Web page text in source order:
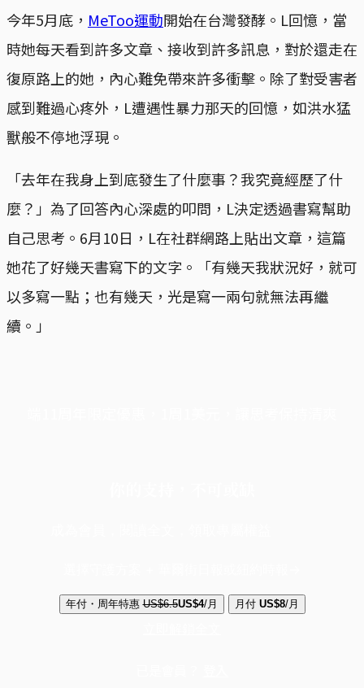
今年5月底， MeToo運動開始在台灣發酵。L回憶，當
時她每天看到許多文章、接收到許多訊息，對於還走在
復原路上的她，內心難免帶來許多衝擊。除了對受害者
感到難過心疼外，L遭遇性暴力那天的回憶，如洪水猛
獸般不停地浮現。
「去年在我身上到底發生了什麼事？我究竟經歷了什
麼？」為了回答內心深處的叩問，L決定透過書寫幫助
自己思考。6月10日，L在社群網路上貼出文章，這篇
她花了好幾天書寫下的文字。「有幾天我狀況好，就可
以多寫一點；也有幾天，光是寫一兩句就無法再繼
續。」
年付・周年特惠 US$6.5US$4/月 月付 US$8/月